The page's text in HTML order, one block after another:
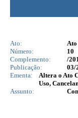
Ato:
Número:
10
Complemento:
/
Publicação:
03/
Ementa:
Altera o Ato
Uso,
Assunto: